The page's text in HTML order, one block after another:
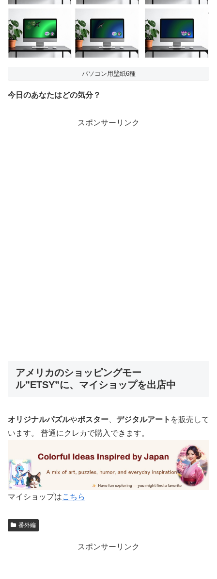
パソコン用壁紙6種
今日のあなたはどの気分？
スポンサーリンク
アメリカのショッピングモー
ル”ETSY”に、マイショップを出店中
オリジナルパズルやポスター デジタルアート を販売して
います。 普通にクレカで購入できます。
マイショップはこちら
番外編
スポンサーリンク